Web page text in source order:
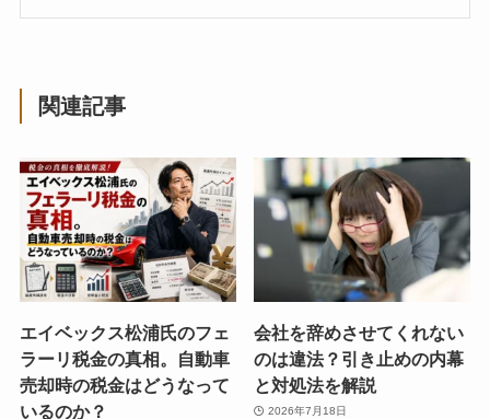
関連記事
エイベックス松浦氏のフェ
ラーリ税金の真相。自動車
売却時の税金はどうなって
いるのか？
会社を辞めさせてくれない
のは違法？引き止めの内幕
と対処法を解説
2026年7月18日